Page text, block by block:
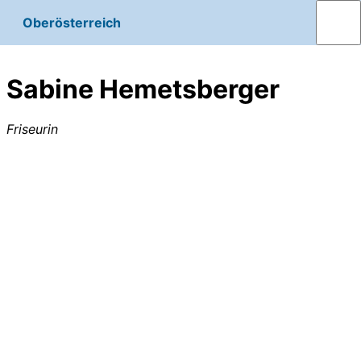
Oberösterreich
Sabine Hemetsberger
Friseurin